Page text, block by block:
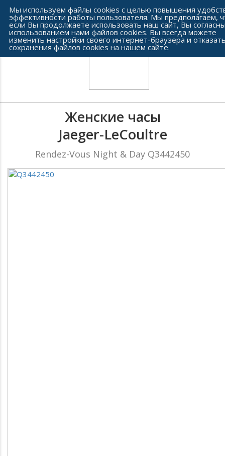
Сеть часовых салонов г. Челябинска
Женские часы
Jaeger-LeCoultre
Rendez-Vous Night & Day Q3442450
Мы используем файлы cookies с целью повышения
эффективности работы пользователя. Мы предполагаем,
если Вы продолжаете использовать наш сайт, Вы
использованием нами файлов cookies. Вы всегда можете
изменить настройки своего интернет-браузера и
сохранения файлов cookies на нашем сайте.